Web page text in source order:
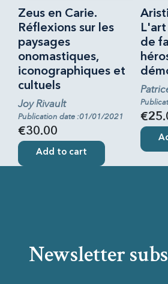
Zeus en Carie.
Réflexions sur les
paysages
onomastiques,
iconographiques et
cultuels
Joy Rivault
Publication date :01/01/2021
€30.00
Add to cart
de
Newsletter